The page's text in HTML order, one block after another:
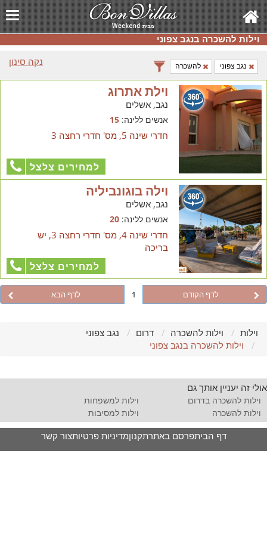
וילות להשכרה בנגב צפוני
נקה סינון
נגב צפוני להשכרה
וילת אתרוג
נגב, אשלים
אנשים ללינה:15
חדרי שינה 5, מס' חדרי רחצה 3
למחירים צלצל
וילה בוגונביליה
נגב, אשלים
אנשים ללינה:20
חדרי שינה 4, מס' חדרי רחצה 3, יש
בריכה
למחירים צלצל
לדף הקודם 1 לדף הבא
וילות וילות להשכרה דרום
נגב צפוני
וילות להשכרה בנגב צפוני
אולי זה יעניין אותך גם
וילות להשכרה בדרום
וילות למשפחות
וילות להשכרה
וילות למסיבות
דף הביתפרסם באתרתקנוןמדיניות פרטיותצור קשר